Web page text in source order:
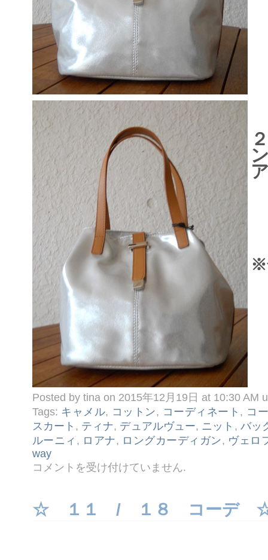
※
Posted by tina on 2015年12月19日 at 10:30 AM
Tags: キャメル, コットン, コーディネート , コ
スカート , ティナ, デュアルヴュー, ニット , バッ
ルーニィ , ロアナ, ロングカーディガン, ヴェロ
way
☆
１
９
コ
ー
コメントを受け付けていません.
☆ １１ / １８ コーデ